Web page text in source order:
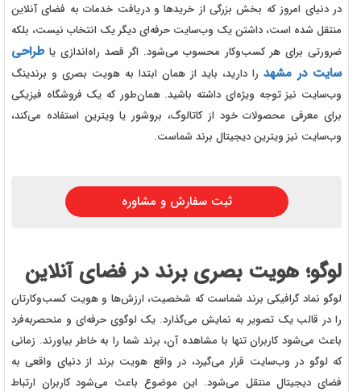
در دنیای امروز که بخش بزرگی از خریدها و دریافت خدمات به فضای آنلاین
منتقل شده است، داشتن یک وب‌سایت حرفه‌ای دیگر یک انتخاب نیست، بلکه
ضرورتی برای هر کسب‌وکار محسوب می‌شود. اگر قصد راه‌اندازی یاطراحی
سایت در مشهد را دارید، باید از همان ابتدا به هویت بصری و برندینگ
وب‌سایت نیز توجه ویژه‌ای داشته باشید. همان‌طور که یک فروشگاه فیزیکی
برای معرفی محصولات خود از کاتالوگ، بروشور یا ویترین استفاده می‌کند،
وب‌سایت نیز ویترین دیجیتال برند شماست.
ثبت سفارش و مشاوره
لوگو؛ هویت بصری برند در فضای آنلاین
لوگو نماد گرافیکی برند شماست که شخصیت، ارزش‌ها و هویت کسب‌وکارتان
را در قالب یک تصویر به نمایش می‌گذارد. یک لوگوی حرفه‌ای و منحصربه‌فرد
باعث می‌شود کاربران تنها با مشاهده آن، برند شما را به خاطر بیاورند. زمانی
که لوگو در وب‌سایت قرار می‌گیرد، در واقع هویت برند از دنیای واقعی به
فضای دیجیتال منتقل می‌شود. این موضوع باعث می‌شود کاربران ارتباط